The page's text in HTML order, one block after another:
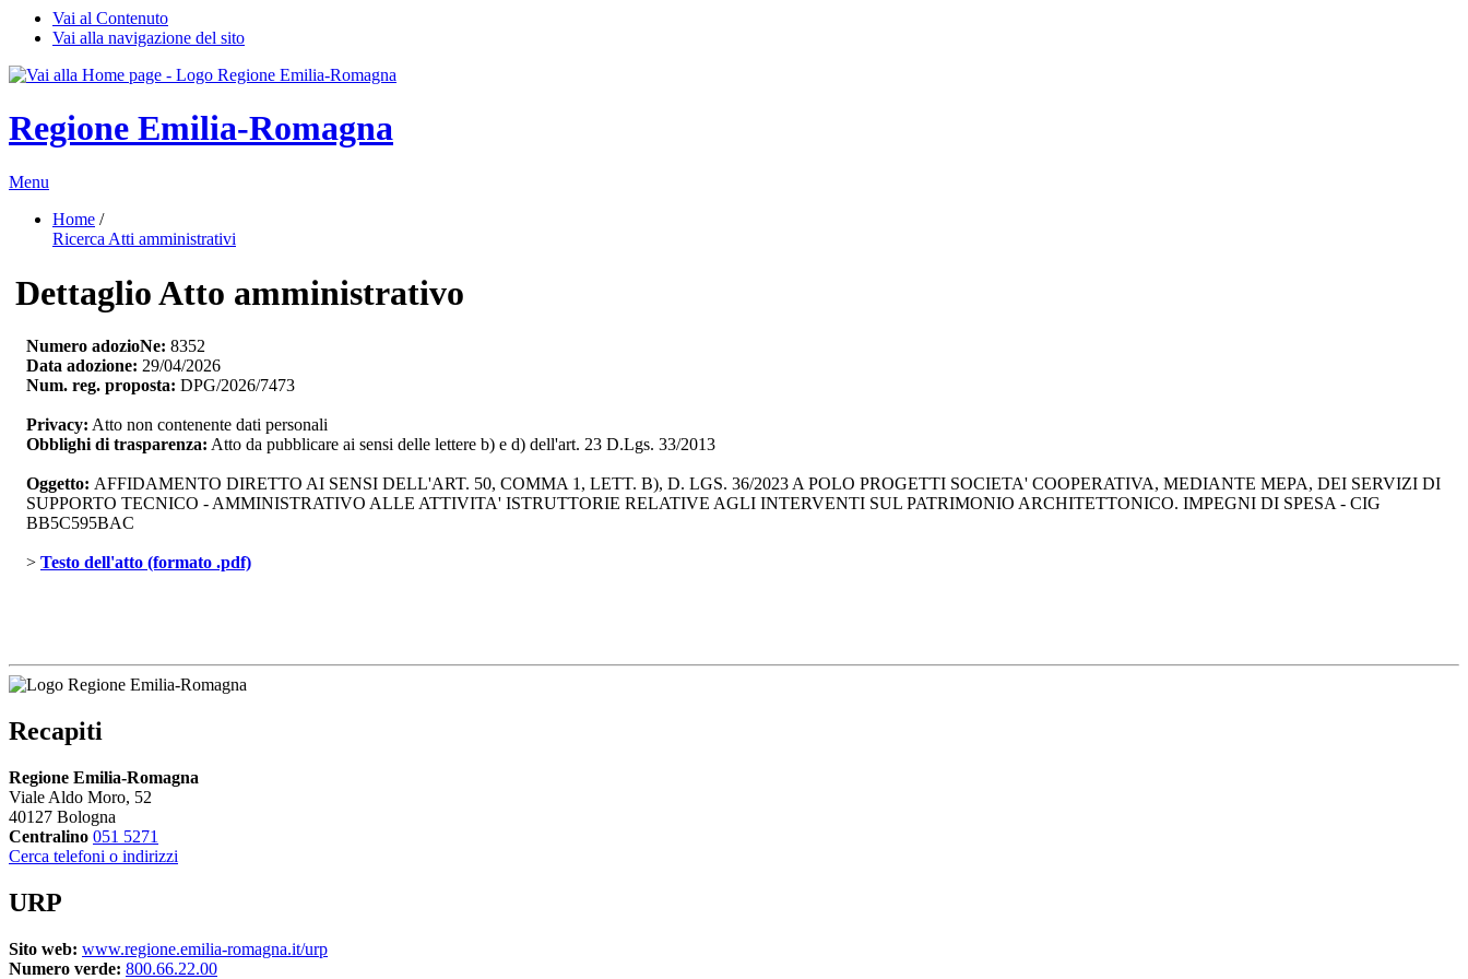
Vai al Contenuto
Vai alla navigazione del sito
Regione Emilia-Romagna
Menu
Home /
Ricerca Atti amministrativi
Dettaglio Atto amministrativo
Numero adozioNe: 8352
Data adozione: 29/04/2026
Num. reg. proposta: DPG/2026/7473
Privacy: Atto non contenente dati personali
Obblighi di trasparenza: Atto da pubblicare ai sensi delle lettere b) e d) dell'art. 23 D.Lgs. 33/2013
Oggetto: AFFIDAMENTO DIRETTO AI SENSI DELL'ART. 50, COMMA 1, LETT. B), D. LGS. 36/2023 A POLO PROGETTI SOCIETA' COOPERATIVA, MEDIANTE MEPA, DEI SERVIZI DI
SUPPORTO TECNICO - AMMINISTRATIVO ALLE ATTIVITA' ISTRUTTORIE RELATIVE AGLI INTERVENTI SUL PATRIMONIO ARCHITETTONICO. IMPEGNI DI SPESA - CIG
BB5C595BAC
> Testo dell'atto (formato .pdf)
Recapiti
Regione Emilia-Romagna
Viale Aldo Moro, 52
40127 Bologna
Centralino 051 5271
Cerca telefoni o indirizzi
URP
Sito web: www.regione.emilia-romagna.it/urp
Numero verde: 800.66.22.00